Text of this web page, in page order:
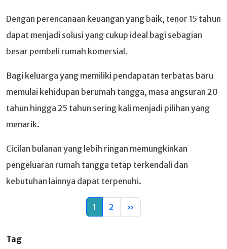
Dengan perencanaan keuangan yang baik, tenor 15 tahun
dapat menjadi solusi yang cukup ideal bagi sebagian
besar pembeli rumah komersial.
Bagi keluarga yang memiliki pendapatan terbatas baru
memulai kehidupan berumah tangga, masa angsuran 20
tahun hingga 25 tahun sering kali menjadi pilihan yang
menarik.
Cicilan bulanan yang lebih ringan memungkinkan
pengeluaran rumah tangga tetap terkendali dan
kebutuhan lainnya dapat terpenuhi.
1 2 »
Tag